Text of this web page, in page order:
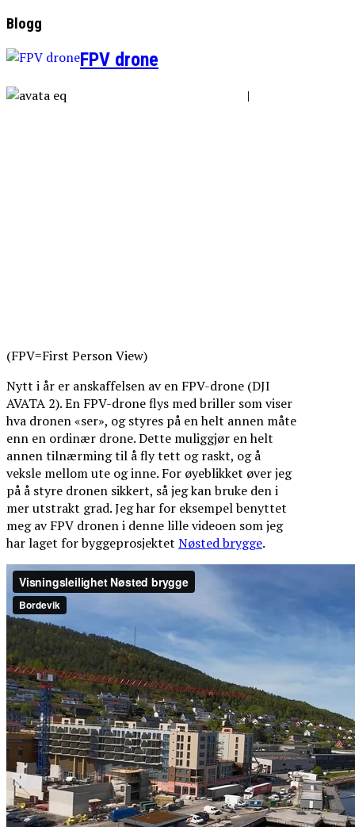
Blogg
FPV drone
|
(FPV=First Person View)
Nytt i år er anskaffelsen av en FPV-drone (DJI
AVATA 2). En FPV-drone flys med briller som viser
hva dronen «ser», og styres på en helt annen måte
enn en ordinær drone. Dette muliggjør en helt
annen tilnærming til å fly tett og raskt, og å
veksle mellom ute og inne. For øyeblikket øver jeg
på å styre dronen sikkert, så jeg kan bruke den i
mer utstrakt grad. Jeg har for eksempel benyttet
meg av FPV dronen i denne lille videoen som jeg
har laget for byggeprosjektet Nøsted brygge.